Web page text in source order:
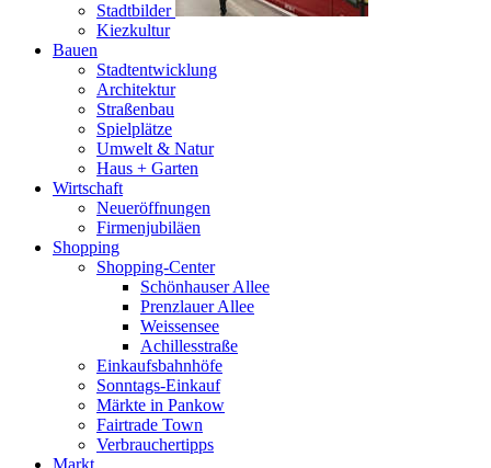
Stadtbilder
Kiezkultur
Bauen
Stadtentwicklung
Architektur
Straßenbau
Spielplätze
Umwelt & Natur
Haus + Garten
Wirtschaft
Neueröffnungen
Firmenjubiläen
Shopping
Shopping-Center
Schönhauser Allee
Prenzlauer Allee
Weissensee
Achillesstraße
Einkaufsbahnhöfe
Sonntags-Einkauf
Märkte in Pankow
Fairtrade Town
Verbrauchertipps